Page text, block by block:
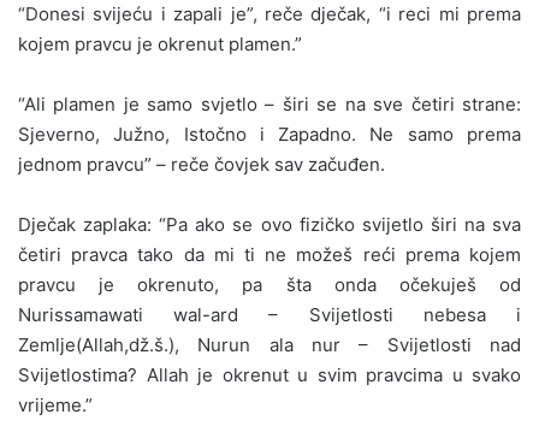
“Donesi svijeću i zapali je”, reče dječak, “i reci mi prema
kojem pravcu je okrenut plamen.”
“Ali plamen je samo svjetlo – širi se na sve četiri strane:
Sjeverno, Južno, Istočno i Zapadno. Ne samo prema
jednom pravcu” – reče čovjek sav začuđen.
Dječak zaplaka: “Pa ako se ovo fizičko svijetlo širi na sva
četiri pravca tako da mi ti ne možeš reći prema kojem
pravcu je okrenuto, pa šta onda očekuješ od
Nurissamawati wal-ard – Svijetlosti nebesa i
Zemlje(Allah,dž.š.), Nurun ala nur – Svijetlosti nad
Svijetlostima? Allah je okrenut u svim pravcima u svako
vrijeme.”